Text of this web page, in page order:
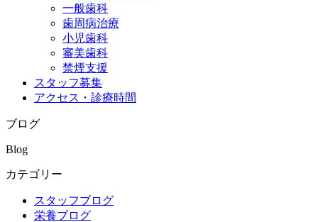
一般歯科
歯周病治療
小児歯科
審美歯科
禁煙支援
スタッフ募集
アクセス・診療時間
ブログ
Blog
カテゴリー
スタッフブログ
栄養ブログ